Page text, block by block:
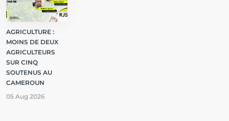
AGRICULTURE :
MOINS DE DEUX
AGRICULTEURS
SUR CINQ
SOUTENUS AU
CAMEROUN
05 Aug 2026